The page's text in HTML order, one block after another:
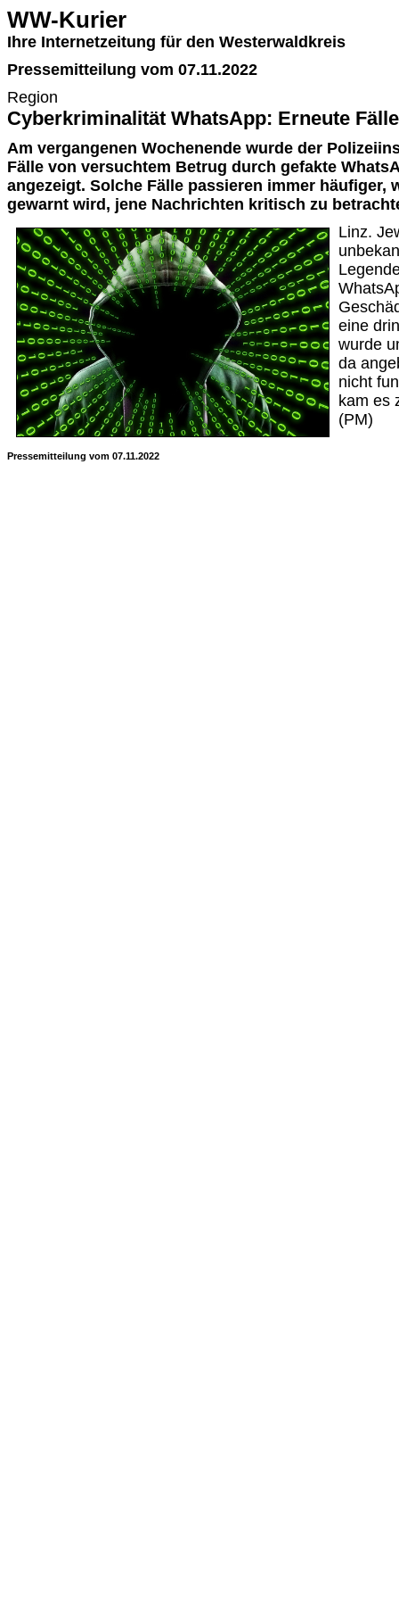
WW-Kurier
Ihre Internetzeitung für den Westerwaldkreis
Pressemitteilung vom 07.11.2022
Region
Cyberkriminalität WhatsApp: Erneute
Am vergangenen Wochenende wurde der
Fälle von versuchtem Betrug durch gefakte
angezeigt. Solche Fälle passieren immer häufiger,
gewarnt wird, jene Nachrichten kritisch zu
Linz.
eine
wurde
da
nicht
kam es
(PM)
Pressemitteilung vom 07.11.2022